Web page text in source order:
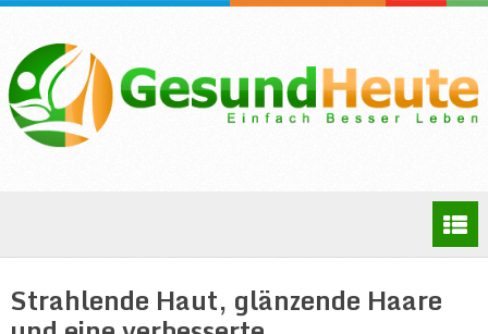
Strahlende Haut, glänzende Haare